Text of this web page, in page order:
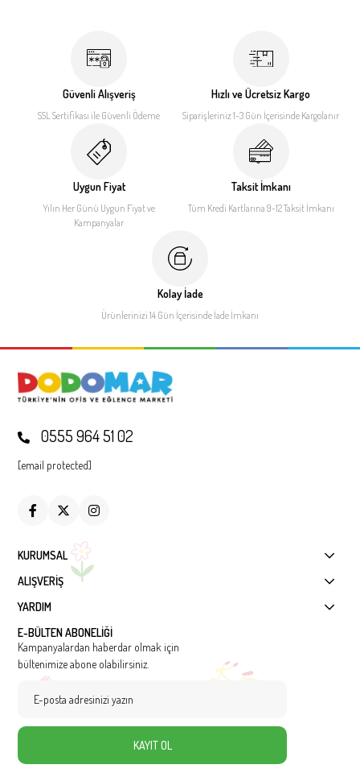
Güvenli Alışveriş
SSL Sertifikası ile Güvenli Ödeme
Hızlı ve Ücretsiz Kargo
Siparişleriniz 1-3 Gün İçerisinde Kargolanır
Uygun Fiyat
Yılın Her Günü Uygun Fiyatve
Kampanyalar
Taksit İmkanı
Tüm Kredi Kartlarına 9-12Taksit İmkanı
Kolay İade
Ürünlerinizi 14 Gün İçerisinde İade İmkanı
0555 964 51 02
[email protected]
KURUMSAL
ALIŞVERİŞ
YARDIM
E-BÜLTEN ABONELİĞİ
Kampanyalardan haberdar olmak için
bültenimize abone olabilirsiniz.
KAYIT OL